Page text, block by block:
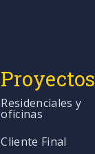
Proyectos
Residenciales y
oficinas
Cliente Final